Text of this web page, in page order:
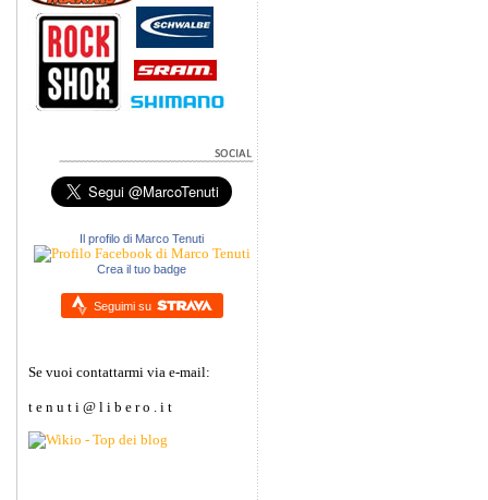
Il profilo di Marco Tenuti
Crea il tuo badge
Seguimi su
Se vuoi contattarmi via e-mail:
t e n u t i @ l i b e r o . i t